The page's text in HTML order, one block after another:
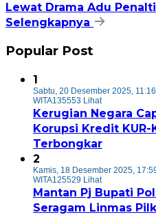
Lewat Drama Adu Penalti
Selengkapnya
Popular Post
1
Sabtu, 20 Desember 2025,
WITA135553 Lihat
Kerugian Negara
Korupsi Kredit KUR-
Terbongkar
2
Kamis, 18 Desember 2025,
WITA125529 Lihat
Mantan Pj Bupati
Seragam Linmas